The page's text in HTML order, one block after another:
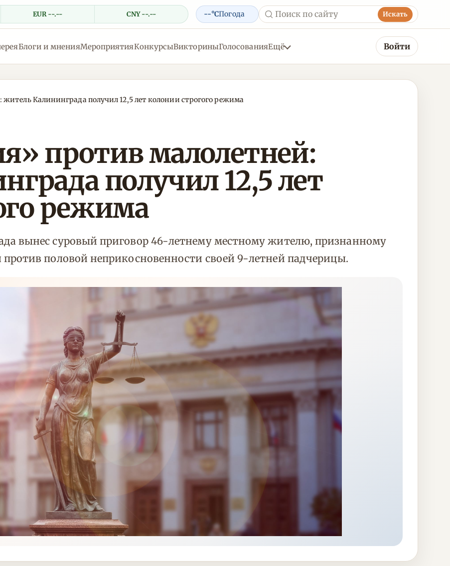
EUR --.-- CNY --.-- --°CПогода Искать
Блоги и мненияМероприятияКонкурсыВикториныГолосованияЕщё Войти
Калининграда получил 12,5 лет колонии строгого режима
против малолетней:
получил 12,5 лет
режима
вынес суровый приговор 46-летнему местному жителю, признанному
половой неприкосновенности своей 9-летней падчерицы.